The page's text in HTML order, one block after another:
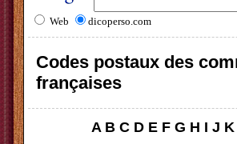
Web dicoperso.com
Codes postaux des
françaises
A B C D E F G H I J K